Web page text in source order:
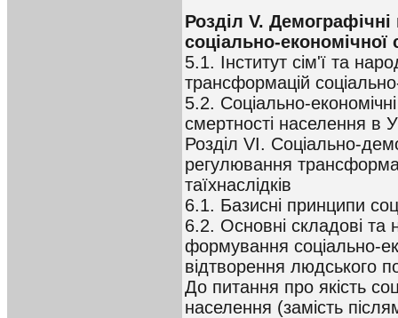
Розділ V.
соціально-економічної
5.1. Інститут сім'ї та
трансформацій
5.2. Соціально-
смертності населення в
Розділ VI. Соціально-
регулювання
таїхнаслідків
6.1. Базисні принципи
6.2. Основні складові та
формування соціально-
відтворення людського
До питання про якість
населення (замість